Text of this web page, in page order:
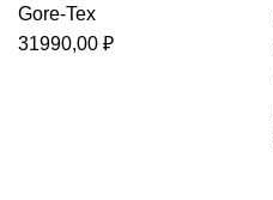
Gore-Tex
31990,00 ₽